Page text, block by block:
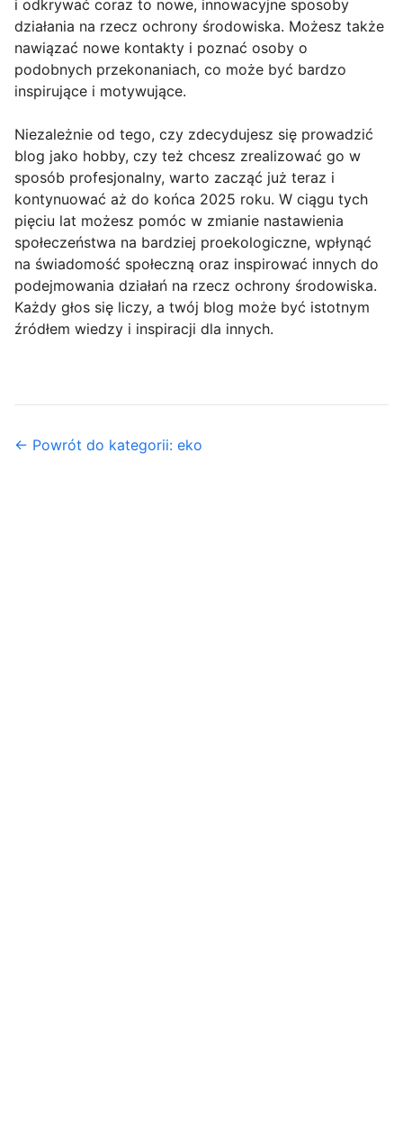
i odkrywać coraz to nowe, innowacyjne sposoby
działania na rzecz ochrony środowiska. Możesz także
nawiązać nowe kontakty i poznać osoby o
podobnych przekonaniach, co może być bardzo
inspirujące i motywujące.
Niezależnie od tego, czy zdecydujesz się prowadzić
blog jako hobby, czy też chcesz zrealizować go w
sposób profesjonalny, warto zacząć już teraz i
kontynuować aż do końca 2025 roku. W ciągu tych
pięciu lat możesz pomóc w zmianie nastawienia
społeczeństwa na bardziej proekologiczne, wpłynąć
na świadomość społeczną oraz inspirować innych do
podejmowania działań na rzecz ochrony środowiska.
Każdy głos się liczy, a twój blog może być istotnym
źródłem wiedzy i inspiracji dla innych.
← Powrót do kategorii: eko